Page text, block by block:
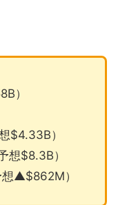
）
$4.33B）
想$8.3B）
想▲$862M）